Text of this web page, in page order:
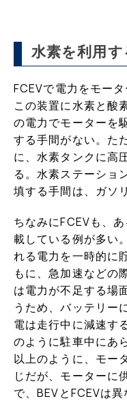
水素を利用す
FCEVで電力をモー
この装置に水素と酸
の電力でモーターを
する手間がない。た
に、水素タンクに高
る。水素ステーショ
填する手間は、ガソ
ちなみにFCEVも、
載している例が多い
れる電力を一時的に
もに、急加速などの
は電力が不足する場
うため、バッテリー
電は走行中に減速す
のように駐車中にあ
以上のように、モー
じだが、モーターに
で、BEVとFCEVは異